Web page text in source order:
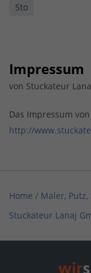
Sto
Impressum
von Stuckateur
Das Impressum
http://
Home / Maler,
Stuckateur Lanaj
Home / Maler, Putz,
Nordrhein-